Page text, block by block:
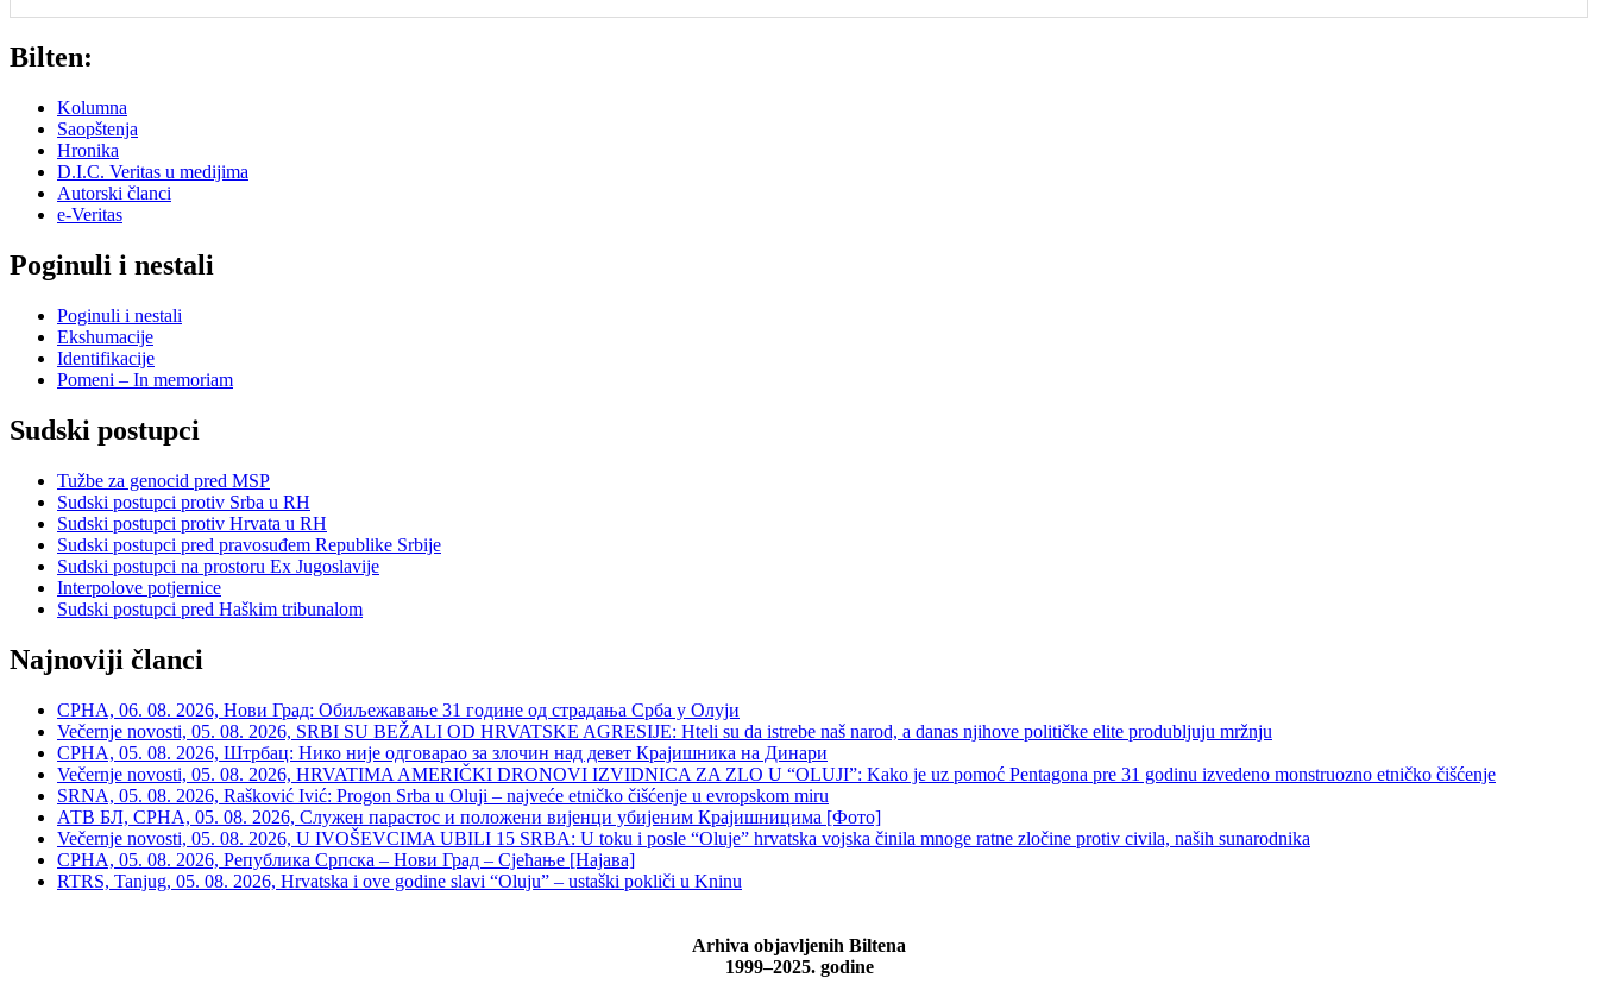
Bilten:
Kolumna
Saopštenja
Hronika
D.I.C. Veritas u medijima
Autorski članci
e-Veritas
Poginuli i nestali
Poginuli i nestali
Ekshumacije
Identifikacije
Pomeni – In memoriam
Sudski postupci
Tužbe za genocid pred MSP
Sudski postupci protiv Srba u RH
Sudski postupci protiv Hrvata u RH
Sudski postupci pred pravosuđem Republike Srbije
Sudski postupci na prostoru Ex Jugoslavije
Interpolove potjernice
Sudski postupci pred Haškim tribunalom
Najnoviji članci
СРНА, 06. 08. 2026, Нови Град: Обиљежавање 31 године од страдања Срба у Олуји
Večernje novosti, 05. 08. 2026, SRBI SU BEŽALI OD HRVATSKE AGRESIJE: Hteli su da istrebe naš narod, a danas njihove političke elite produbljuju mržnju
СРНА, 05. 08. 2026, Штрбац: Нико није одговарао за злочин над девет Крајишника на Динари
Večernje novosti, 05. 08. 2026, HRVATIMA AMERIČKI DRONOVI IZVIDNICA ZA ZLO U “OLUJI”: Kako je uz pomoć Pentagona pre 31 godinu izvedeno monstruozno etničko čišćenje
SRNA, 05. 08. 2026, Rašković Ivić: Progon Srba u Oluji – najveće etničko čišćenje u evropskom miru
АТВ БЛ, СРНА, 05. 08. 2026, Служен парастос и положени вијенци убијеним Крајишницима [Фото]
Večernje novosti, 05. 08. 2026, U IVOŠEVCIMA UBILI 15 SRBA: U toku i posle “Oluje” hrvatska vojska činila mnoge ratne zločine protiv civila, naših sunarodnika
СРНА, 05. 08. 2026, Република Српска – Нови Град – Сјећање [Најава]
RTRS, Tanjug, 05. 08. 2026, Hrvatska i ove godine slavi “Oluju” – ustaški pokliči u Kninu
Arhiva objavljenih Biltena
1999–2025. godine